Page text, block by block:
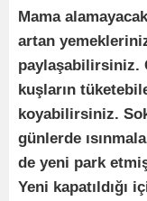
Mama
artan
paylaşabilirsiniz.
kuşların
koyabilirsiniz.
günlerde
de yeni park
Yeni kapatıldığı